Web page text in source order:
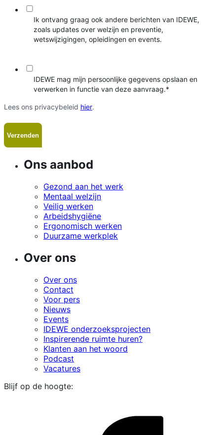
Ik ontvang graag ook andere berichten van IDEWE,
zoals updates over welzijn en preventie,
wetswijzigingen, opleidingen en events.
IDEWE mag mijn persoonlijke gegevens opslaan en
verwerken in functie van deze aanvraag.*
Lees ons privacybeleid hier.
Ons aanbod
Gezond aan het werk
Mentaal welzijn
Veilig werken
Arbeidshygiëne
Ergonomisch werken
Duurzame werkplek
Over ons
Over ons
Contact
Voor pers
Nieuws
Events
IDEWE onderzoeksprojecten
Inspirerende ruimte huren?
Klanten aan het woord
Podcast
Vacatures
Blijf op de hoogte: